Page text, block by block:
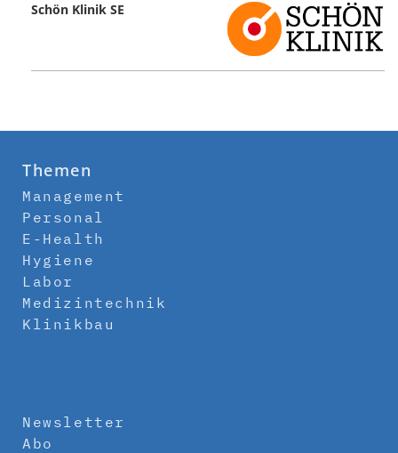
Schön Klinik SE
Themen
Management
Personal
E-Health
Hygiene
Labor
Medizintechnik
Klinikbau
Newsletter
Abo